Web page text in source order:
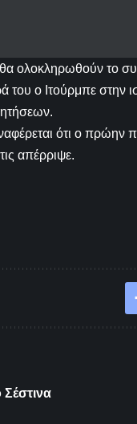
ολοκληρωθούν το
ο Ιτούρμπε στην
ότι ο πρώην
απέρριψε.